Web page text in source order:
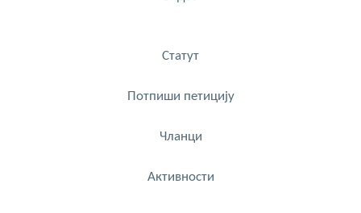
Статут
Потпиши петицију
Чланци
Активности